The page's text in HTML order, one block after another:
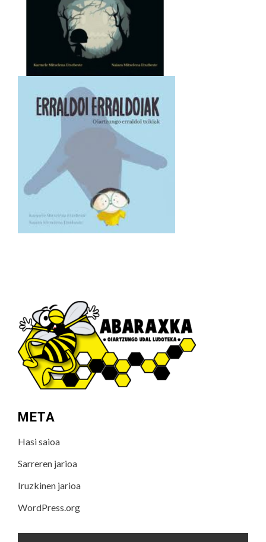
META
Hasi saioa
Sarreren jarioa
Iruzkinen jarioa
WordPress.org